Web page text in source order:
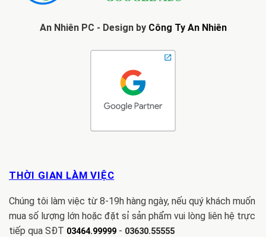
An Nhiên PC - Design by Công Ty An Nhiên
THỜI GIAN LÀM VIỆC
Chúng tôi làm việc từ 8-19h hàng ngày, nếu quý khách muốn
mua số lượng lớn hoặc đặt sỉ sản phẩm vui lòng liên hệ trực
tiếp qua SĐT 03464.99999 - 03630.55555